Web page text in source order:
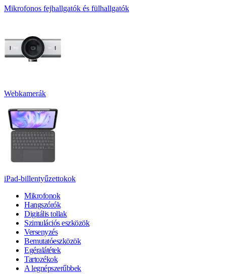
Mikrofonos fejhallgatók és fülhallgatók
Webkamerák
iPad-billentyűzettokok
Mikrofonok
Hangszórók
Digitális tollak
Szimulációs eszközök
Versenyzés
Bemutatóeszközök
Egéralátétek
Tartozékok
A legnépszerűbbek